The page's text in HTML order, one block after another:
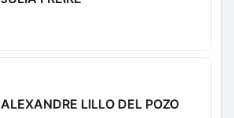
ALEXANDRE LILLO DEL POZO